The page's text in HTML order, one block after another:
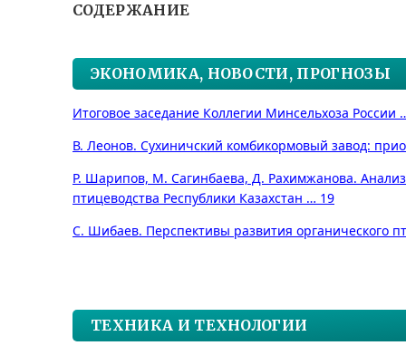
СОДЕРЖАНИЕ
ЭКОНОМИКА, НОВОСТИ, ПРОГНОЗЫ
Итоговое заседание Коллегии Минсельхоза России
В. Леонов. Сухиничский комбикормовый завод:
Р. Шарипов, М. Сагинбаева, Д. Рахимжанова.
птицеводства Республики Казахстан … 19
С. Шибаев. Перспективы развития органического
ТЕХНИКА И ТЕХНОЛОГИИ